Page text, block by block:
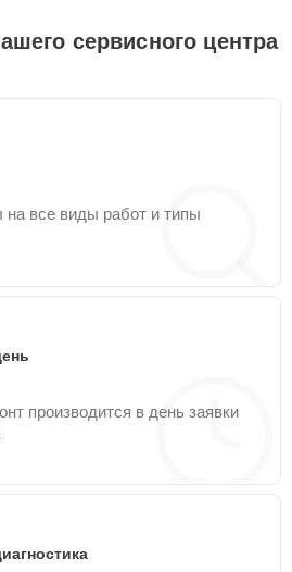
сервисного центра
на все виды работ и типы
производится в день заявки